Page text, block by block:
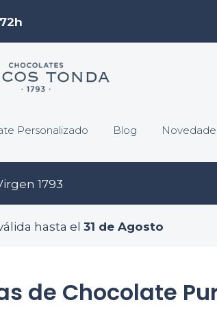
Personalizado Blog
1793
hasta el 31 de Agosto
de Chocolate